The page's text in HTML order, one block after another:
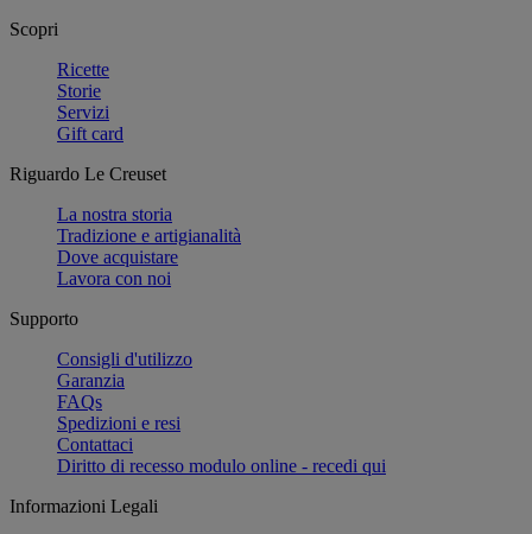
Scopri
Ricette
Storie
Servizi
Gift card
Riguardo Le Creuset
La nostra storia
Tradizione e artigianalità
Dove acquistare
Lavora con noi
Supporto
Consigli d'utilizzo
Garanzia
FAQs
Spedizioni e resi
Contattaci
Diritto di recesso modulo online - recedi qui
Informazioni Legali